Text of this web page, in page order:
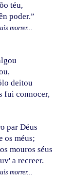
téu,
poder.”
morrer...
deitou
fui connocer,
par Déus
os méus;
mouros séus
a recreer.
morrer...